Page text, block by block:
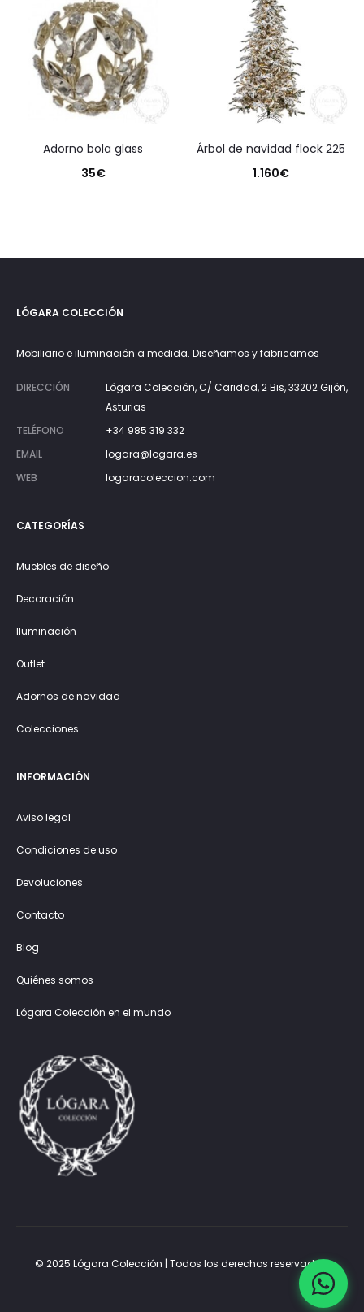
315€.
adorno bola glass
35€
árbol de navidad flock 225
1.160€
LÓGARA COLECCIÓN
Mobiliario e iluminación a medida. Diseñamos y fabricamos
DIRECCIÓN
Lógara Colección, C/ Caridad, 2 Bis, 33202 Gijón,
Asturias
TELÉFONO
+34 985 319 332
EMAIL
logara@logara.es
WEB
logaracoleccion.com
CATEGORÍAS
Muebles de diseño
Decoración
Iluminación
Outlet
Adornos de navidad
Colecciones
INFORMACIÓN
Aviso legal
Condiciones de uso
Devoluciones
Contacto
Blog
Quiénes somos
Lógara Colección en el mundo
© 2025 Lógara Colección | Todos los derechos reservados.